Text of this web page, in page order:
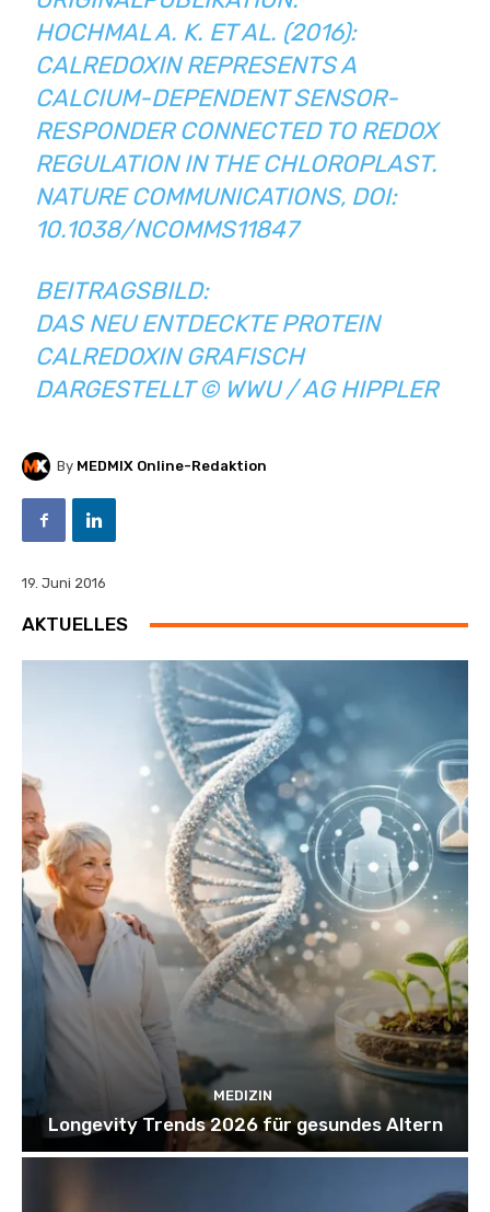
HOCHMAL A. K. ET AL. (2016):
CALREDOXIN REPRESENTS A
CALCIUM-DEPENDENT SENSOR-
RESPONDER CONNECTED TO REDOX
REGULATION IN THE CHLOROPLAST.
NATURE COMMUNICATIONS, DOI:
10.1038/NCOMMS11847
BEITRAGSBILD:
DAS NEU ENTDECKTE PROTEIN
CALREDOXIN GRAFISCH
DARGESTELLT © WWU / AG HIPPLER
By MEDMIX Online-Redaktion
19. Juni 2016
AKTUELLES
MEDIZIN
Longevity Trends 2026 für gesundes Altern